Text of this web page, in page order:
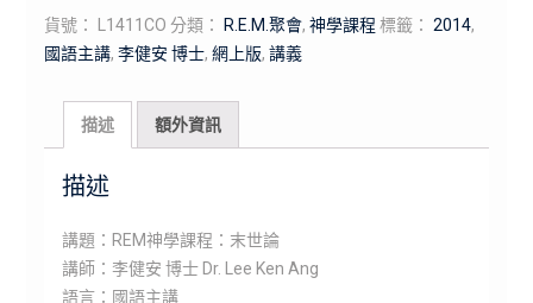
貨號： L1411CO 分類： R.E.M.聚會, 神學課程 標籤： 2014,
國語主講, 李健安 博士, 網上版, 講義
描述 額外資訊
描述
講題：REM神學課程：末世論
講師：李健安 博士 Dr. Lee Ken Ang
語言：國語主講